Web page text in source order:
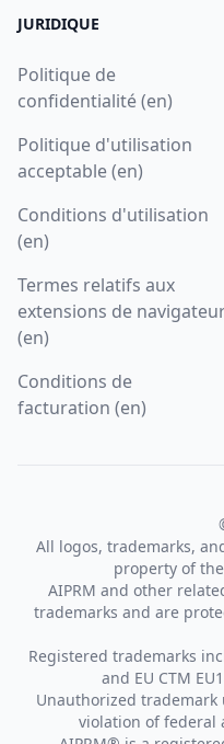
JURIDIQUE
Politique de
confidentialité (en)
Politique d'utilisation
acceptable (en)
Conditions d'utilisation
(en)
Termes relatifs aux
extensions de
(en)
Conditions de
facturation (en)
All logos, trademarks,
property of
AIPRM and other
trademarks and are
Registered trademarks
and EU CTM
Unauthorized
violation of federal